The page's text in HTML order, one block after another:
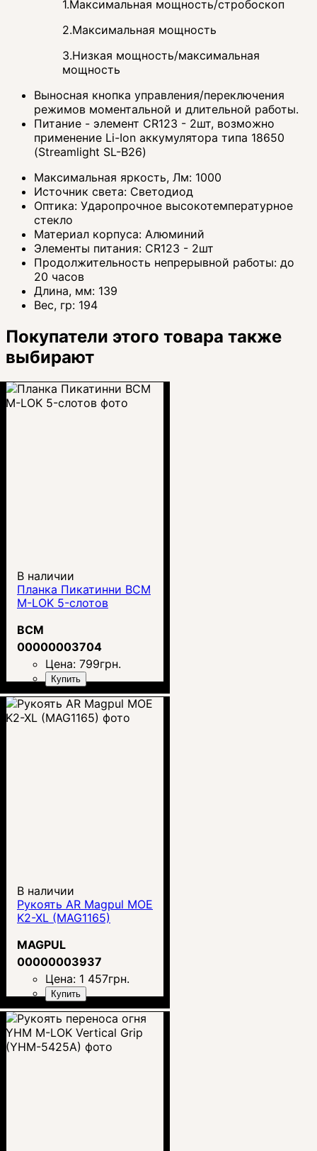
1.Максимальная мощность/стробоскоп
2.Максимальная мощность
3.Низкая мощность/максимальная
мощность
Выносная кнопка управления/переключения
режимов моментальной и длительной работы.
Питание - элемент CR123 - 2шт, возможно
применение Li-Ion аккумулятора типа 18650
(Streamlight SL-B26)
Максимальная яркость, Лм: 1000
Источник света: Светодиод
Оптика: Ударопрочное высокотемпературное
стекло
Материал корпуса: Алюминий
Элементы питания: CR123 - 2шт
Продолжительность непрерывной работы: до
20 часов
Длина, мм: 139
Вес, гр: 194
Покупатели этого товара также
выбирают
В наличии
Планка Пикатинни BCM
M-LOK 5-слотов
BCM
00000003704
Цена: 799грн.
Купить
В наличии
Рукоять AR Magpul MOE
K2-XL (MAG1165)
MAGPUL
00000003937
Цена: 1 457грн.
Купить